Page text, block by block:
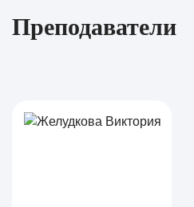
Преподаватели